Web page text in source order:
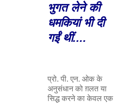
भुगत लेने की
धमकियां भी दी
गईं थीं....
प्रो. पी. एन. ओक के
अनुसंधान को ग़लत या
सिद्ध करने का केवल एक